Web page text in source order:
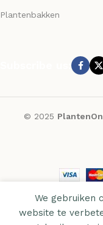
Plantenbakken
© 2025
We gebruiken
website te